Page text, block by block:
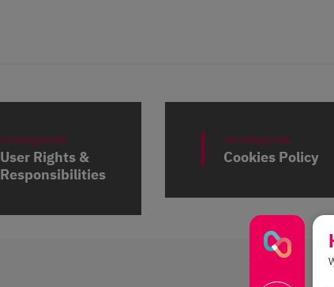
Uncategorized
User Rights &
Responsibilities
Uncategorized
Cookies Policy